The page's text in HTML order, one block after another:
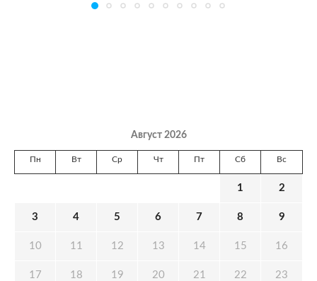
Август 2026
Пн Вт Ср Чт Пт Сб Вс
1 2
3 4 5 6 7 8 9
10 11 12 13 14 15 16
17 18 19 20 21 22 23